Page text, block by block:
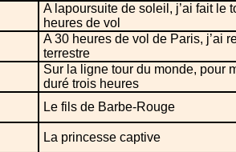
A lapoursuite de soleil, j’ai fait le
heures de vol
A 30 heures de vol de Paris, j’ai
terrestre
Sur la ligne tour du monde, pour
duré trois heures
Le fils de Barbe-Rouge
La princesse captive